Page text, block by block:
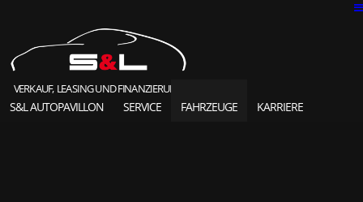
VERKAUF, LEASING UND FINANZIERUNG
S&L AUTOPAVILLON SERVICE FAHRZEUGE KARRIERE